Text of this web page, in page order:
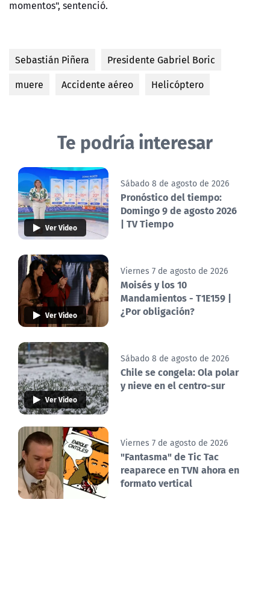
momentos", sentenció.
Sebastián Piñera
Presidente Gabriel Boric
muere
Accidente aéreo Helicóptero
Te podría interesar
Ver Video
Sábado 8 de agosto de 2026
Pronóstico del tiempo:
Domingo 9 de agosto 2026
| TV Tiempo
Ver Video
Viernes 7 de agosto de 2026
Moisés y los 10
Mandamientos - T1E159 |
¿Por obligación?
Ver Video
Sábado 8 de agosto de 2026
Chile se congela: Ola polar
y nieve en el centro-sur
Viernes 7 de agosto de 2026
"Fantasma" de Tic Tac
reaparece en TVN ahora en
formato vertical